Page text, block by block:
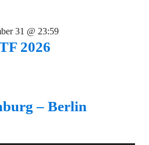
31 @ 23:59
2026
– Berlin